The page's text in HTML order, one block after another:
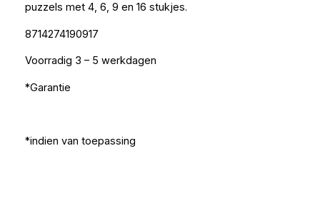
puzzels met 4, 6, 9 en 16 stukjes.
8714274190917
Voorradig 3 – 5 werkdagen
*Garantie
*indien van toepassing